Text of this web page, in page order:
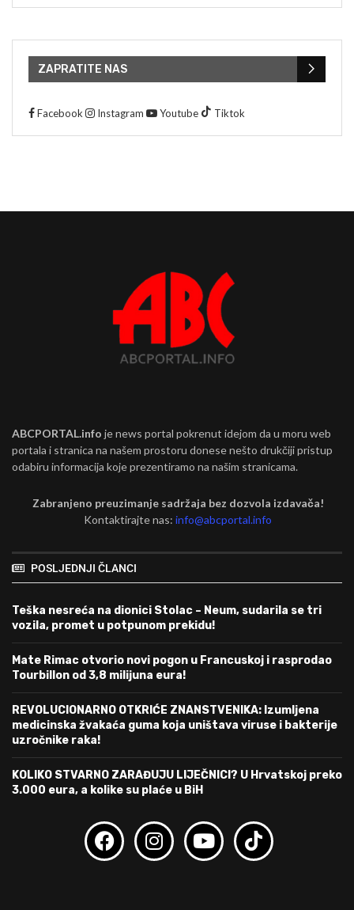
ZAPRATITE NAS
Facebook Instagram Youtube Tiktok
ABCPORTAL.info je news portal pokrenut idejom da u moru web
portala i stranica na našem prostoru donese nešto drukčiji pristup
odabiru informacija koje prezentiramo na našim stranicama.
Zabranjeno preuzimanje sadržaja bez dozvola izdavača!
Kontaktirajte nas:info@abcportal.info
POSLJEDNJI ČLANCI
Teška nesreća na dionici Stolac – Neum, sudarila se tri
vozila, promet u potpunom prekidu!
Mate Rimac otvorio novi pogon u Francuskoj i rasprodao
Tourbillon od 3,8 milijuna eura!
REVOLUCIONARNO OTKRIĆE ZNANSTVENIKA: Izumljena
medicinska žvakaća guma koja uništava viruse i bakterije
uzročnike raka!
KOLIKO STVARNO ZARAĐUJU LIJEČNICI? U Hrvatskoj preko
3.000 eura, a kolike su plaće u BiH